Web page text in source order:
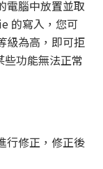
電腦中放置並取
的寫入，您可
級為高，即可拒
功能無法正常
行修正，修正後